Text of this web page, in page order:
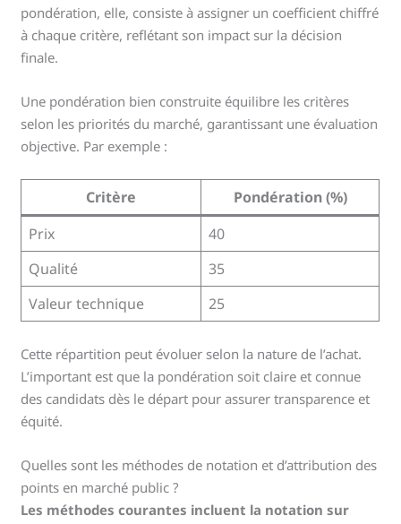
pondération, elle, consiste à assigner un coefficient chiffré
à chaque critère, reflétant son impact sur la décision
finale.
Une pondération bien construite équilibre les critères
selon les priorités du marché, garantissant une évaluation
objective. Par exemple :
Critère
Pondération (%)
Prix
40
Qualité
35
Valeur technique
25
Cette répartition peut évoluer selon la nature de l’achat.
L’important est que la pondération soit claire et connue
des candidats dès le départ pour assurer transparence et
équité.
Quelles sont les méthodes de notation et d’attribution des
points en marché public ?
Les méthodes courantes incluent la notation sur